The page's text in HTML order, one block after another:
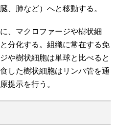
、肺など）へと移動する。
、マクロファージや樹状細
分化する。組織に常在する免
や樹状細胞は単球と比べると
した樹状細胞はリンパ管を通
提示を行う。